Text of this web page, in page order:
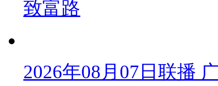
致富路
2026年08月07日联播